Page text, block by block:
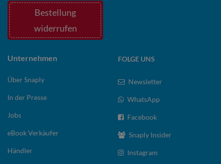
Bestellung
widerrufen
Unternehmen
Über Snaply
In der Presse
Jobs
eBook Verkäufer
Händler
FOLGE UNS
Newsletter
WhatsApp
Facebook
Snaply Insider
Instagram